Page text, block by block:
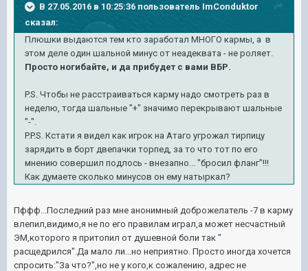
В 27.05.2016 в 10:25:36 пользователь ImConduktor
сказал:
Плюшки выдаются тем кто заработал МНОГО кармы, а в
этом деле один шальной минус от неадеквата - не роляет.
Просто ногибайте, и да прибудет с вами ВБР.
P.S. Чтобы не расстраиваться карму надо смотреть раз в
неделю, тогда шальные "+" значимо перекрывают шальные
"-".
P.P.S. Кстати я видел как игрок на Атаго угрожал тирпицу
зарядить в борт двепачки торпед, за то что тот по его
мнению совершил подлось - внезапно... "бросил фланг"!!!
Как думаете сколько минусов он ему натыркал?
Пффф...Последний раз мне анонимный доброжелатель -7 в карму
влепил,видимо,я не по его правилам играл,а может несчастный
ЭМ,которого я притопил от душевной боли так "
расщедрился".Да мало ли...но неприятно. Просто иногда хочется
спросить:"За что?",но не у кого,к сожалению, адрес не